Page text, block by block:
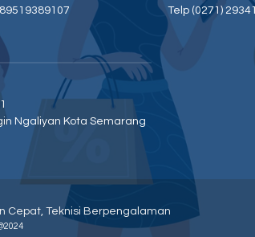
Ngaliyan Kota Semarang
Telp (0271)
Cepat, Teknisi Berpengalaman